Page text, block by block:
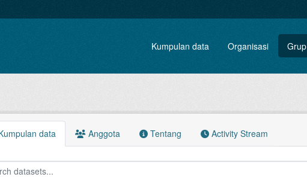
Kumpulan data Organisasi Grup
data Anggota Tentang Activity Stream